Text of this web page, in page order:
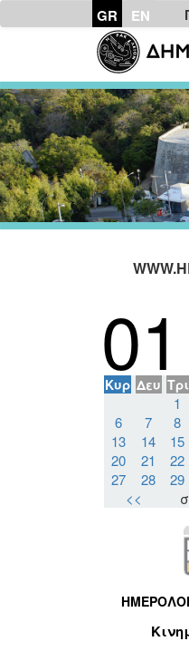
GR EN
01
Κυρ Δευ Τρι
1
6
7 8
13
14 15
20
21 22
27
28 29
<<